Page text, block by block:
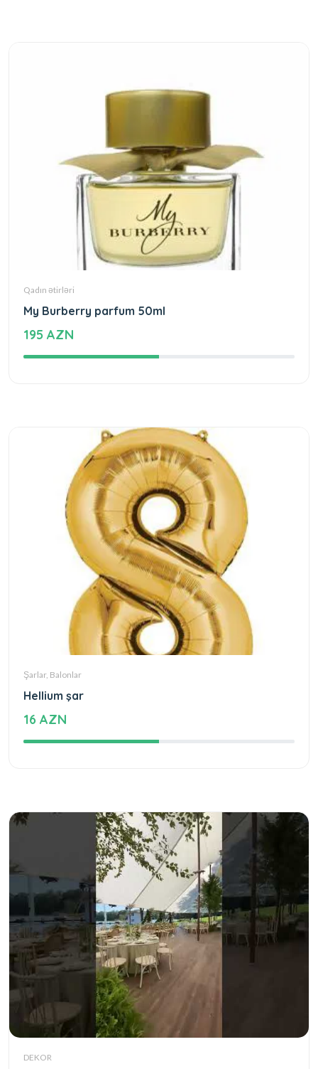
Qadın ətirləri
My Burberry parfum 50ml
195 AZN
Şarlar, Balonlar
Hellium şar
16 AZN
DEKOR